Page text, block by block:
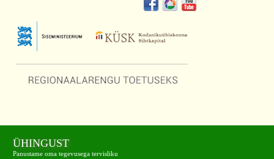
ÜHINGUST
Panustame oma tegevusega tervisliku